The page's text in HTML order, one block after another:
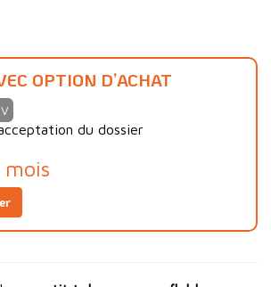
OPTION D’ACHAT
du dossier